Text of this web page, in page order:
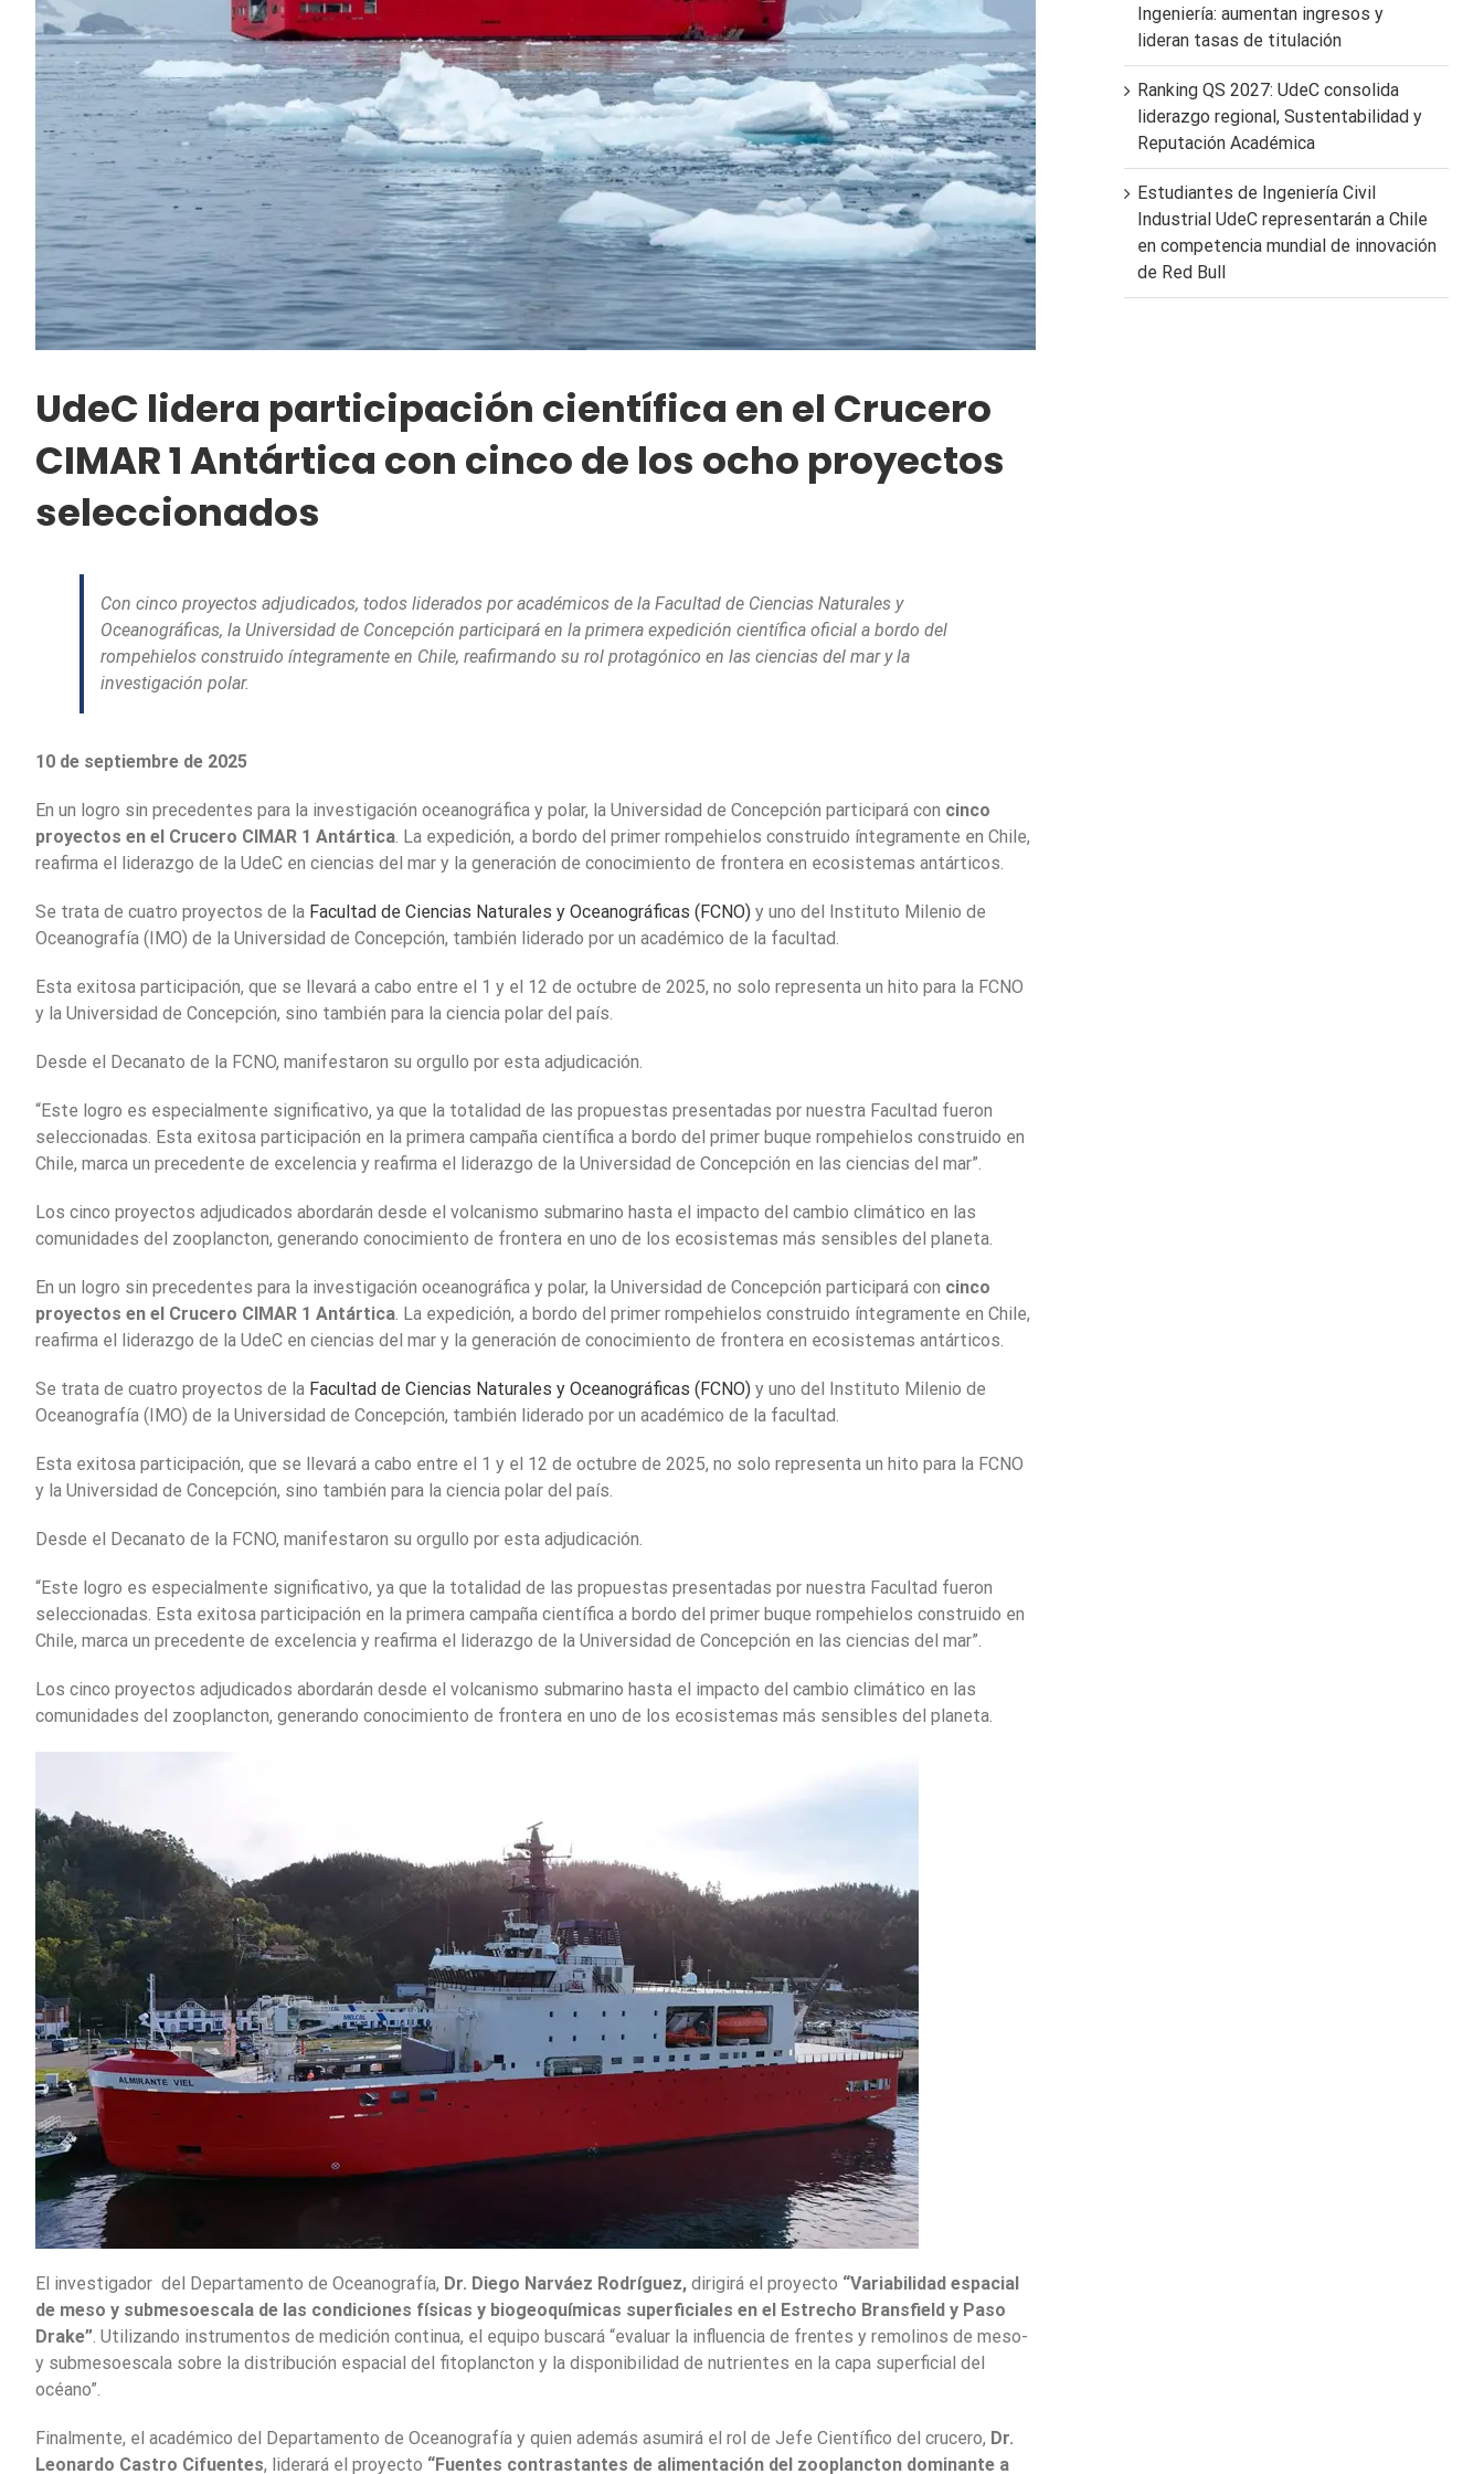
UdeC lidera participación científica en el Crucero
CIMAR 1 Antártica con cinco de los ocho proyectos
seleccionados
Con cinco proyectos adjudicados, todos liderados por académicos de la Facultad de Ciencias Naturales y
Oceanográficas, la Universidad de Concepción participará en la primera expedición científica oficial a bordo del
rompehielos construido íntegramente en Chile, reafirmando su rol protagónico en las ciencias del mar y la
investigación polar.
10 de septiembre de 2025
En un logro sin precedentes para la investigación oceanográfica y polar, la Universidad de Concepción participará con cinco
proyectos en el Crucero CIMAR 1 Antártica. La expedición, a bordo del primer rompehielos construido íntegramente en Chile,
reafirma el liderazgo de la UdeC en ciencias del mar y la generación de conocimiento de frontera en ecosistemas antárticos.
Se trata de cuatro proyectos de la Facultad de Ciencias Naturales y Oceanográficas (FCNO) y uno del Instituto Milenio de
Oceanografía (IMO) de la Universidad de Concepción, también liderado por un académico de la facultad.
Esta exitosa participación, que se llevará a cabo entre el 1 y el 12 de octubre de 2025, no solo representa un hito para la FCNO
y la Universidad de Concepción, sino también para la ciencia polar del país.
Desde el Decanato de la FCNO, manifestaron su orgullo por esta adjudicación.
“Este logro es especialmente significativo, ya que la totalidad de las propuestas presentadas por nuestra Facultad fueron
seleccionadas. Esta exitosa participación en la primera campaña científica a bordo del primer buque rompehielos construido en
Chile, marca un precedente de excelencia y reafirma el liderazgo de la Universidad de Concepción en las ciencias del mar”.
Los cinco proyectos adjudicados abordarán desde el volcanismo submarino hasta el impacto del cambio climático en las
comunidades del zooplancton, generando conocimiento de frontera en uno de los ecosistemas más sensibles del planeta.
En un logro sin precedentes para la investigación oceanográfica y polar, la Universidad de Concepción participará con cinco
proyectos en el Crucero CIMAR 1 Antártica. La expedición, a bordo del primer rompehielos construido íntegramente en Chile,
reafirma el liderazgo de la UdeC en ciencias del mar y la generación de conocimiento de frontera en ecosistemas antárticos.
Se trata de cuatro proyectos de la Facultad de Ciencias Naturales y Oceanográficas (FCNO) y uno del Instituto Milenio de
Oceanografía (IMO) de la Universidad de Concepción, también liderado por un académico de la facultad.
Esta exitosa participación, que se llevará a cabo entre el 1 y el 12 de octubre de 2025, no solo representa un hito para la FCNO
y la Universidad de Concepción, sino también para la ciencia polar del país.
Desde el Decanato de la FCNO, manifestaron su orgullo por esta adjudicación.
“Este logro es especialmente significativo, ya que la totalidad de las propuestas presentadas por nuestra Facultad fueron
seleccionadas. Esta exitosa participación en la primera campaña científica a bordo del primer buque rompehielos construido en
Chile, marca un precedente de excelencia y reafirma el liderazgo de la Universidad de Concepción en las ciencias del mar”.
Los cinco proyectos adjudicados abordarán desde el volcanismo submarino hasta el impacto del cambio climático en las
comunidades del zooplancton, generando conocimiento de frontera en uno de los ecosistemas más sensibles del planeta.
El investigador del Departamento de Oceanografía, Dr. Diego Narváez Rodríguez, dirigirá el proyecto “Variabilidad espacial
de meso y submesoescala de las condiciones físicas y biogeoquímicas superficiales en el Estrecho Bransfield y Paso
Drake”. Utilizando instrumentos de medición continua, el equipo buscará “evaluar la influencia de frentes y remolinos de meso-
y submesoescala sobre la distribución espacial del fitoplancton y la disponibilidad de nutrientes en la capa superficial del
océano”.
Finalmente, el académico del Departamento de Oceanografía y quien además asumirá el rol de Jefe Científico del crucero, Dr.
Leonardo Castro Cifuentes, liderará el proyecto “Fuentes contrastantes de alimentación del zooplancton dominante a
Ingeniería: aumentan ingresos y
lideran tasas de titulación
Ranking QS 2027: UdeC consolida
liderazgo regional, Sustentabilidad y
Reputación Académica
Estudiantes de Ingeniería Civil
Industrial UdeC representarán a Chile
en competencia mundial de innovación
de Red Bull